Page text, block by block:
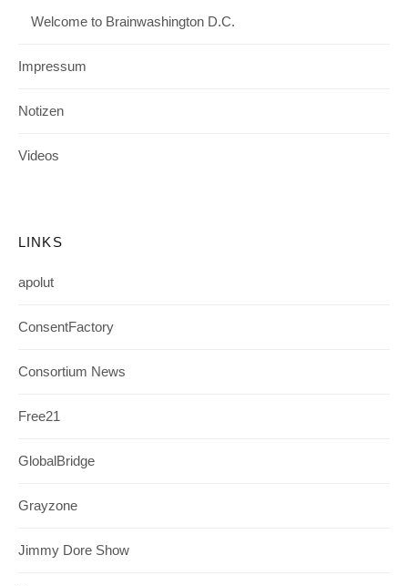
Welcome to Brainwashington D.C.
Impressum
Notizen
Videos
LINKS
apolut
ConsentFactory
Consortium News
Free21
GlobalBridge
Grayzone
Jimmy Dore Show